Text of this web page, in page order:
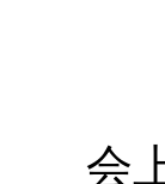
会